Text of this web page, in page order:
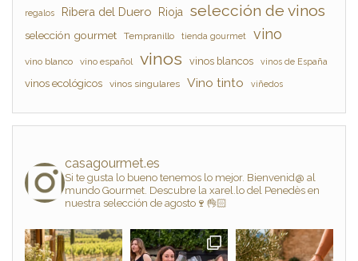
regalos Ribera del Duero Rioja selección de vinos
selección gourmet Tempranillo tienda gourmet vino
vino blanco vino español vinos vinos blancos vinos de España
vinos ecológicos vinos singulares Vino tinto viñedos
casagourmet.es
Si te gusta lo bueno tenemos lo mejor. Bienvenid@ al
mundo Gourmet. Descubre la xarel.lo del Penedès en
nuestra selección de agosto🍷👌🏻